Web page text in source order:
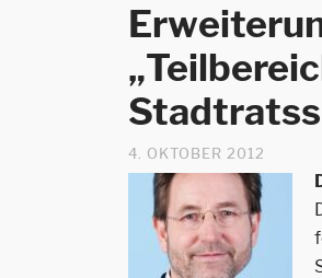
4. OKTOBER 2012